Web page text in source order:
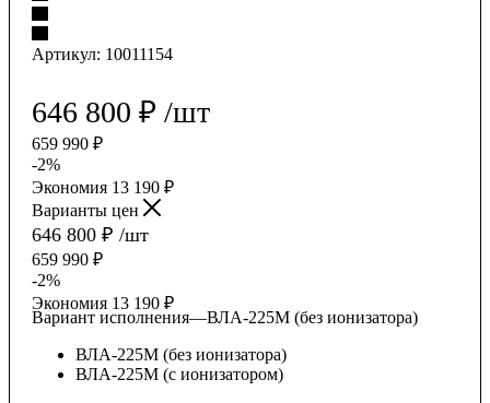
Артикул: 10011154
646 800 ₽ /шт
659 990 ₽
-2%
Экономия 13 190 ₽
Варианты цен
646 800 ₽ /шт
659 990 ₽
-2%
Экономия 13 190 ₽
Вариант исполнения—ВЛА-225M (без ионизатора)
ВЛА-225M (без ионизатора)
ВЛА-225M (с ионизатором)